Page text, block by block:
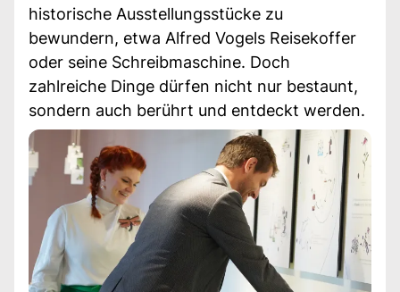
historische Ausstellungsstücke zu
bewundern, etwa Alfred Vogels Reisekoffer
oder seine Schreibmaschine. Doch
zahlreiche Dinge dürfen nicht nur bestaunt,
sondern auch berührt und entdeckt werden.